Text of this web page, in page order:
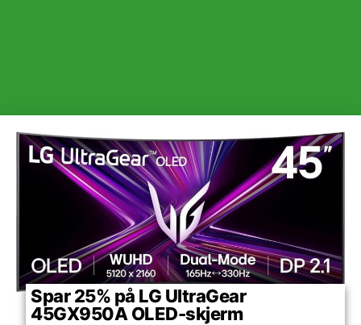
Spar 25% på LG UltraGear
45GX950A OLED-skjerm